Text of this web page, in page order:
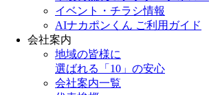
イベント・チラシ情報
AIナカポンくん ご利用ガイド
会社案内
地域の皆様に
選ばれる「10」の安心
会社案内一覧